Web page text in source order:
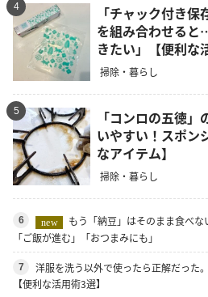
4
「チャック付き保
を組み合わせる
きたい」【便利な
掃除・暮らし
5
「コンロの五徳
いやすい！スポン
なアイテム】
掃除・暮らし
6 new
もう「納豆」はそのまま食べ
「ご飯が進む」「おつまみにも」
7
洋服を洗う以外で使ったら正解だった
【便利な活用術3選】